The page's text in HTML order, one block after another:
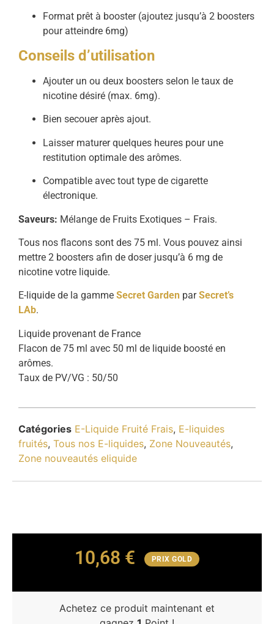
Format prêt à booster (ajoutez jusqu’à 2 boosters
pour atteindre 6mg)
Conseils d’utilisation
Ajouter un ou deux boosters selon le taux de
nicotine désiré (max. 6mg).
Bien secouer après ajout.
Laisser maturer quelques heures pour une
restitution optimale des arômes.
Compatible avec tout type de cigarette
électronique.
Saveurs: Mélange de Fruits Exotiques – Frais.
Tous nos flacons sont des 75 ml. Vous pouvez ainsi
mettre 2 boosters afin de doser jusqu’à 6 mg de
nicotine votre liquide.
E-liquide de la gamme Secret Garden parSecret’s
LAb.
Liquide provenant de France
Flacon de 75 ml avec 50 ml de liquide boosté en
arômes.
Taux de PV/VG : 50/50
Catégories E-Liquide Fruité Frais, E-liquides
fruités, Tous nos E-liquides, Zone Nouveautés,
Zone nouveautés eliquide
10,68 € PRIX GOLD
Achetez ce produit maintenant et